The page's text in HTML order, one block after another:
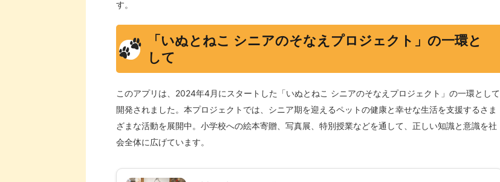
す。
「いぬとねこ シニアのそなえプロジェクト」の一環と
して
このアプリは、2024年4月にスタートした「いぬとねこ シニアのそなえプロジェクト」の一環として
開発されました。本プロジェクトでは、シニア期を迎えるペットの健康と幸せな生活を支援するさま
ざまな活動を展開中。小学校への絵本寄贈、写真展、特別授業などを通して、正しい知識と意識を社
会全体に広げています。